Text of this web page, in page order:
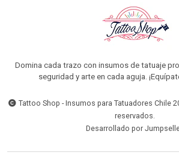
Domina cada trazo con insumos de tatuaje
seguridad y arte en cada aguja.
Tattoo Shop - Insumos para Tatuadores Chile
reservados.
Desarrollado por